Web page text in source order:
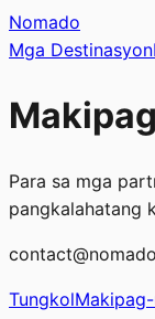
Nomado
Mga Destinasyon
Para sa mga
pangkalahatang
Tungkol